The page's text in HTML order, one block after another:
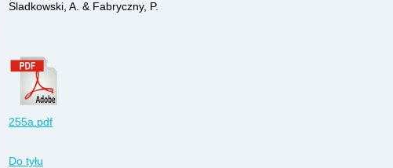
Sladkowski, A. & Fabryczny, P.
255a.pdf
Do tyłu